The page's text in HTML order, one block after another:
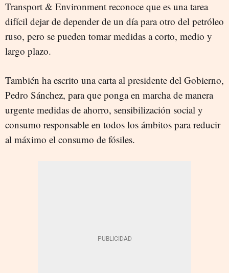
Transport & Environment reconoce que es una tarea
difícil dejar de depender de un día para otro del petróleo
ruso, pero se pueden tomar medidas a corto, medio y
largo plazo.
También ha escrito una carta al presidente del Gobierno,
Pedro Sánchez, para que ponga en marcha de manera
urgente medidas de ahorro, sensibilización social y
consumo responsable en todos los ámbitos para reducir
al máximo el consumo de fósiles.